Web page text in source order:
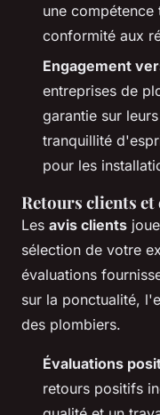
une compétence
conformité aux
Engagement
entreprises de
garantie sur
tranquillité
pour les
Retours clients et
Les avis clients
sélection de votre
évaluations
sur la ponctualité,
des plombiers.
Évaluations
retours positifs